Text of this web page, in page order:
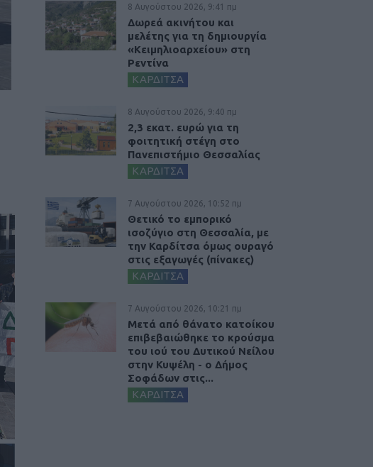
8 Αυγούστου 2026, 9:41 πμ
Δωρεά ακινήτου και
μελέτης για τη δημιουργία
«Κειμηλιοαρχείου» στη
Ρεντίνα
ΚΑΡΔΙΤΣΑ
8 Αυγούστου 2026, 9:40 πμ
2,3 εκατ. ευρώ για τη
φοιτητική στέγη στο
Πανεπιστήμιο Θεσσαλίας
ΚΑΡΔΙΤΣΑ
7 Αυγούστου 2026, 10:52 πμ
Θετικό το εμπορικό
ισοζύγιο στη Θεσσαλία, με
την Καρδίτσα όμως ουραγό
στις εξαγωγές (πίνακες)
ΚΑΡΔΙΤΣΑ
7 Αυγούστου 2026, 10:21 πμ
Μετά από θάνατο κατοίκου
επιβεβαιώθηκε το κρούσμα
του ιού του Δυτικού Νείλου
στην Κυψέλη - ο Δήμος
Σοφάδων στις...
ΚΑΡΔΙΤΣΑ